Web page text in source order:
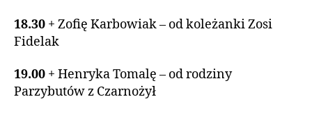
18.30 + Zofię Karbowiak – od koleżanki Zosi
Fidelak
19.00 + Henryka Tomalę – od rodziny
Parzybutów z Czarnożył